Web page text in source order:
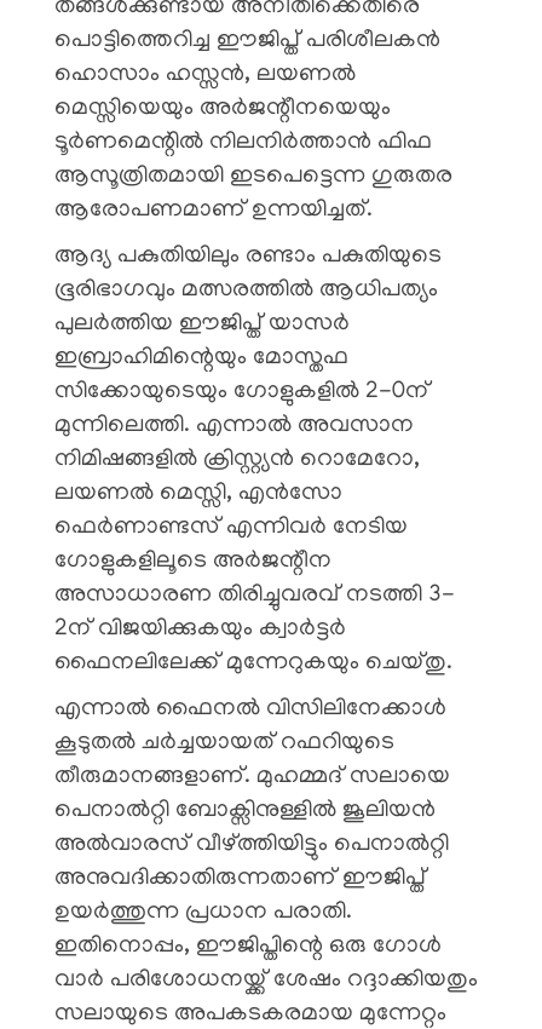
തങ്ങൾക്കുണ്ടായ അനീതിക്കെതിരെ
പൊട്ടിത്തെറിച്ച ഈജിപ്ത് പരിശീലകൻ
ഹൊസാം ഹസ്സൻ, ലയണൽ
മെസ്സിയെയും അർജന്റീനയെയും
ടൂർണമെന്റിൽ നിലനിർത്താൻ ഫിഫ
ആസൂത്രിതമായി ഇടപെട്ടെന്ന ഗുരുതര
ആരോപണമാണ് ഉന്നയിച്ചത്.
ആദ്യ പകുതിയിലും രണ്ടാം പകുതിയുടെ
ഭൂരിഭാഗവും മത്സരത്തിൽ ആധിപത്യം
പുലർത്തിയ ഈജിപ്ത് യാസർ
ഇബ്രാഹിമിന്റെയും മോസ്തഫ
സിക്കോയുടെയും ഗോളുകളിൽ 2-0ന്
മുന്നിലെത്തി. എന്നാൽ അവസാന
നിമിഷങ്ങളിൽ ക്രിസ്റ്റ്യൻ റൊമേറോ,
ലയണൽ മെസ്സി, എൻസോ
ഫെർണാണ്ടസ് എന്നിവർ നേടിയ
ഗോളുകളിലൂടെ അർജന്റീന
അസാധാരണ തിരിച്ചുവരവ് നടത്തി 3-
2ന് വിജയിക്കുകയും ക്വാർട്ടർ
ഫൈനലിലേക്ക് മുന്നേറുകയും ചെയ്തു.
എന്നാൽ ഫൈനൽ വിസിലിനേക്കാൾ
കൂടുതൽ ചർച്ചയായത് റഫറിയുടെ
തീരുമാനങ്ങളാണ്. മുഹമ്മദ് സലായെ
പെനാൽറ്റി ബോക്സിനുള്ളിൽ ജൂലിയൻ
അൽവാരസ് വീഴ്ത്തിയിട്ടും പെനാൽറ്റി
അനുവദിക്കാതിരുന്നതാണ് ഈജിപ്ത്
ഉയർത്തുന്ന പ്രധാന പരാതി.
ഇതിനൊപ്പം, ഈജിപ്തിന്റെ ഒരു ഗോൾ
വാർ പരിശോധനയ്ക്ക് ശേഷം റദ്ദാക്കിയതും
സലായുടെ അപകടകരമായ മുന്നേറ്റം